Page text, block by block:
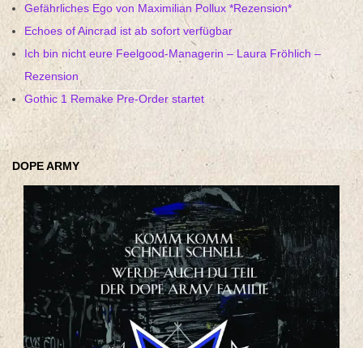
Gefährliches Ego von Maximilian Pollux *Rezension*
Echoes of Aincrad ist ab sofort verfügbar
Ich bin nicht eure Feelgood-Managerin – Laura Fröhlich –
Rezension
Gothic 1 Remake Pre-Order startet
DOPE ARMY